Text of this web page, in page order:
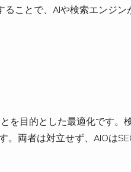
ことで、AIや検索エンジ
を目的とした最適化です。
両者は対立せず、AIOは